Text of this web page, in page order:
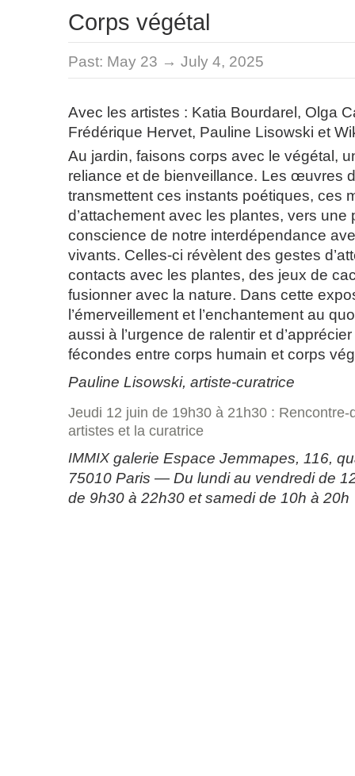
Corps végétal
Past: May 23 → July 4, 2025
Avec les artistes : Katia Bourdarel, Olga
Frédérique Hervet, Pauline Lisowski et
Au jardin, faisons corps avec le végétal,
reliance et de bienveillance. Les œuvres
transmettent ces instants poétiques, ces
d’attachement avec les plantes, vers une
conscience de notre interdépendance
vivants. Celles-ci révèlent des gestes
contacts avec les plantes, des jeux de
fusionner avec la nature. Dans cette
l’émerveillement et l’enchantement au
aussi à l’urgence de ralentir et
fécondes entre corps humain et corps
Pauline Lisowski, artiste-curatrice
Jeudi 12 juin de 19h30 à 21h30 : Rencontre-
artistes et la curatrice
IMMIXgalerie Espace Jemmapes, 116,
75010 Paris — Du lundi au vendredi de
de 9h30 à 22h30 et samedi de 10h à 20h